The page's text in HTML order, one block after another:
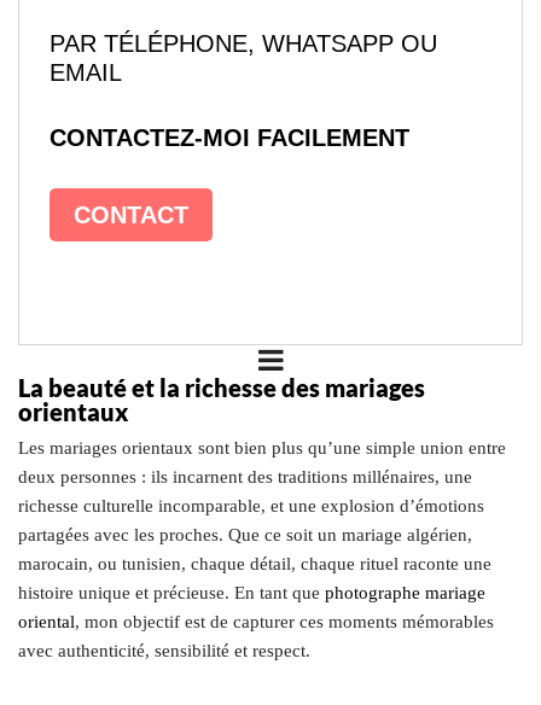
PAR TÉLÉPHONE, WHATSAPP OU
EMAIL
CONTACTEZ-MOI FACILEMENT
CONTACT
La beauté et la richesse des mariages
orientaux
Les mariages orientaux sont bien plus qu’une simple union entre
deux personnes : ils incarnent des traditions millénaires, une
richesse culturelle incomparable, et une explosion d’émotions
partagées avec les proches. Que ce soit un mariage algérien,
marocain, ou tunisien, chaque détail, chaque rituel raconte une
histoire unique et précieuse. En tant que photographe mariage
oriental, mon objectif est de capturer ces moments mémorables
avec authenticité, sensibilité et respect.